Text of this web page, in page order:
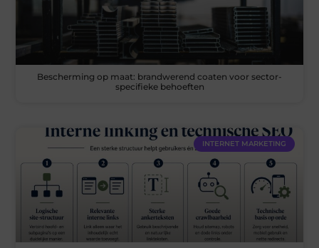
Bescherming op maat: brandwerend coaten voor sector-
specifieke behoeften
INTERNET MARKETING